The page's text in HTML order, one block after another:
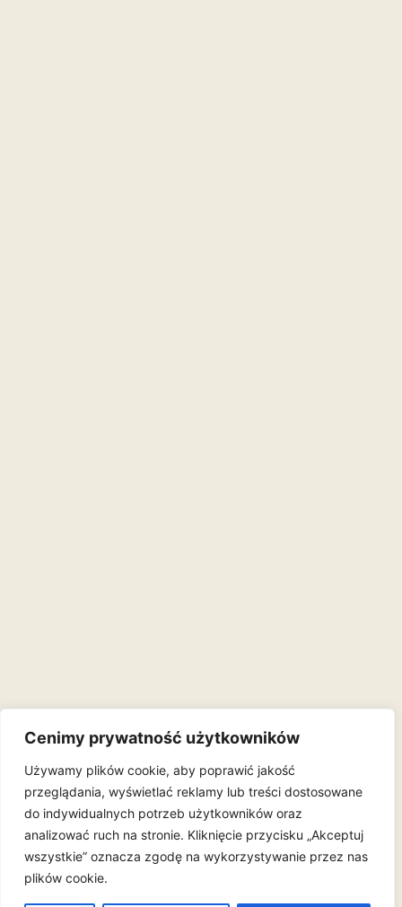
Cenimy prywatność użytkowników
Używamy plików cookie, aby poprawić jakość
przeglądania, wyświetlać reklamy lub treści dostosowane
do indywidualnych potrzeb użytkowników oraz
analizować ruch na stronie. Kliknięcie przycisku „Akceptuj
wszystkie” oznacza zgodę na wykorzystywanie przez nas
plików cookie.